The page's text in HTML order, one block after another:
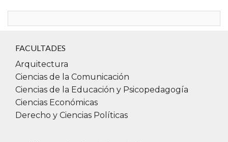
identidad de marca
carrera.
Crear un espacio de consulta y debate
Breve descripción de las actividades a
realizar
FACULTADES
Arquitectura
Ciencias de la Comunicación
Ciencias de la Educación y Psicopedagogía
Ciencias Económicas
Derecho y Ciencias Políticas